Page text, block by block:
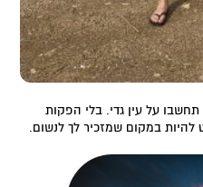
על עין גדי. בלי הפקות
להיות במקום שמזכיר לך לנשום.